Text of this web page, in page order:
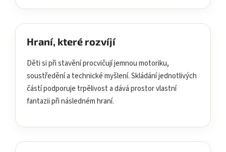
Hraní, které rozvíjí
Děti si při stavění procvičují jemnou motoriku,
soustředění a technické myšlení. Skládání jednotlivých
částí podporuje trpělivost a dává prostor vlastní
fantazii při následném hraní.